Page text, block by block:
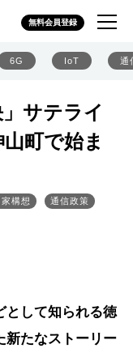
無料会員登録
6G IoT 通
サテライ
町で始ま
構想 通信政策
として知られる徳
新たなストーリー